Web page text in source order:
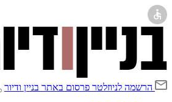
הרשמה לניוזלטר פרסום באתר בניין ודיור